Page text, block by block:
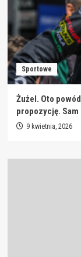
Sportowe
Żużel. Oto
propozycję. Sam
9 kwietnia, 2026